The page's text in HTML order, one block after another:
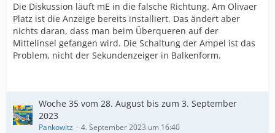
Die Diskussion läuft mE in die falsche Richtung. Am Olivaer
Platz ist die Anzeige bereits installiert. Das ändert aber
nichts daran, dass man beim Überqueren auf der
Mittelinsel gefangen wird. Die Schaltung der Ampel ist das
Problem, nicht der Sekundenzeiger in Balkenform.
Woche 35 vom 28. August bis zum 3. September
2023
Pankowitz 4. September 2023 um 16:40